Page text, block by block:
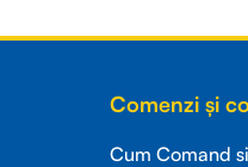
Comenzi și
Cum Comand